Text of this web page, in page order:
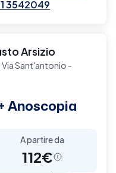
3542049
Arsizio
Via Sant'antonio -
Anoscopia
A partire da
112€